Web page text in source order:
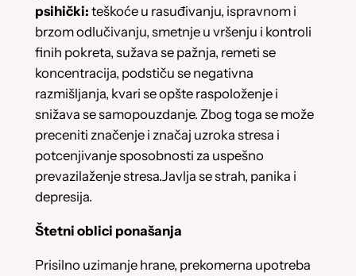
psihički: teškoće u rasuđivanju, ispravnom i
brzom odlučivanju, smetnje u vršenju i kontroli
finih pokreta, sužava se pažnja, remeti se
koncentracija, podstiču se negativna
razmišljanja, kvari se opšte raspoloženje i
snižava se samopouzdanje. Zbog toga se može
preceniti značenje i značaj uzroka stresa i
potcenjivanje sposobnosti za uspešno
prevazilaženje stresa.Javlja se strah, panika i
depresija.
Štetni oblici ponašanja
Prisilno uzimanje hrane, prekomerna upotreba